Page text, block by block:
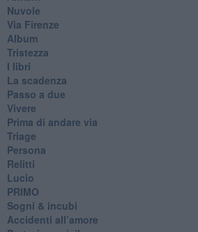
Nuvole
Via Firenze
Album
Tristezza
I libri
La scadenza
Passo a due
Vivere
Prima di andare via
Triage
Persona
Relitti
Lucio
PRIMO
Sogni & incubi
Accidenti all’amore